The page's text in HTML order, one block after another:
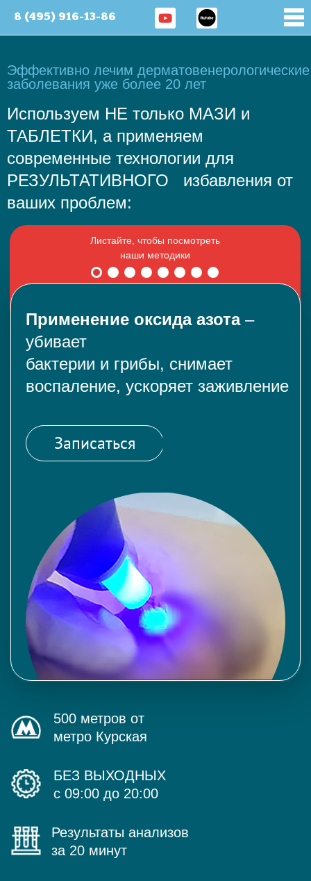
8 (495) 916-13-86
Эффективно лечим дерматовенерологические
заболевания уже более 20 лет
Используем НЕ только МАЗИ и
ТАБЛЕТКИ, а применяем
современные технологии для
РЕЗУЛЬТАТИВНОГО избавления от
ваших проблем:
Применение оксида азота–
убивает
бактерии и грибы, снимает
воспаление, ускоряет заживление
Записаться
500 метров от
метро Курская
БЕЗ ВЫХОДНЫХ
с 09:00 до 20:00
Результаты анализов
за 20 минут